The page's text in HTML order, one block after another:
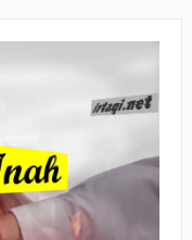
ZAKAT
UANG?
SEBAB